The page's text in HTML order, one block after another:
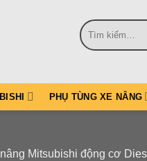
Tìm
kiếm:
PHỤ TÙNG XE NÂNG
Mitsubishi động cơ